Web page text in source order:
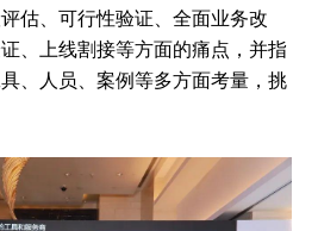
估、可行性验证、全面业务改
、上线割接等方面的痛点，并指
、人员、案例等多方面考量，挑